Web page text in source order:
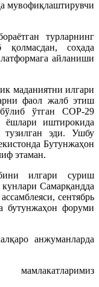
мувофиқлаштирувчи
турларнинг
соҳада
айланиши
маданиятни илгари
фаол жалб этиш
ўтган CОP-29
ёшлари иштирокида
тузилган эди. Ушбу
Бутунжаҳон
этаман.
илгари суриш
Самарқандда
сентябрь
бутунжаҳон форуми
анжуманларда